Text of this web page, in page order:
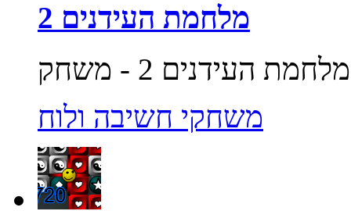
מלחמת העידנים 2
משחקי חשיבה ולוח